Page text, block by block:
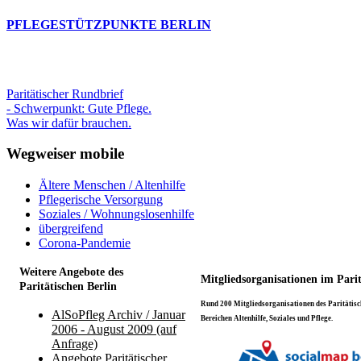
PFLEGESTÜTZPUNKTE BERLIN
Paritätischer Rundbrief
- Schwerpunkt: Gute Pflege.
Was wir dafür brauchen.
Wegweiser mobile
Ältere Menschen / Altenhilfe
Pflegerische Versorgung
Soziales / Wohnungslosenhilfe
übergreifend
Corona-Pandemie
Weitere Angebote des
Paritätischen Berlin
Mitgliedsorganisationen im
AlSoPfleg Archiv / Januar
2006 - August 2009 (auf
Anfrage)
Angebote Paritätischer
Rund 200 Mitgliedsorganisationen des
Bereichen Altenhilfe, Soziales und Pflege.